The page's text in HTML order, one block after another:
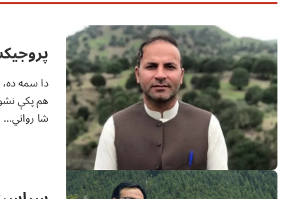
دا سمه
هم پکې
شا رواني…